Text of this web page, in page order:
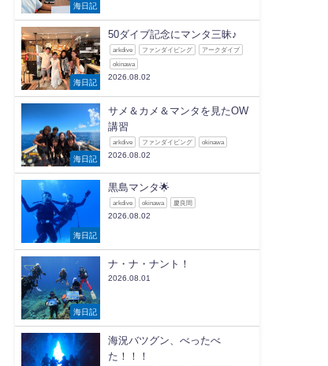
海日記
海日記
50ダイブ記念にマンタ三昧♪
arkdive ファンダイビング アークダイブ
okinawa
2026.08.02
海日記
サメ＆カメ＆マンタを見たOW
講習
arkdive ファンダイビング okinawa
2026.08.02
海日記
黒島マンタ🌟
arkdive okinawa 慶良間
2026.08.02
海日記
ナ・ナ・ナント！
2026.08.01
海況バツグン、べったべ
た！！！